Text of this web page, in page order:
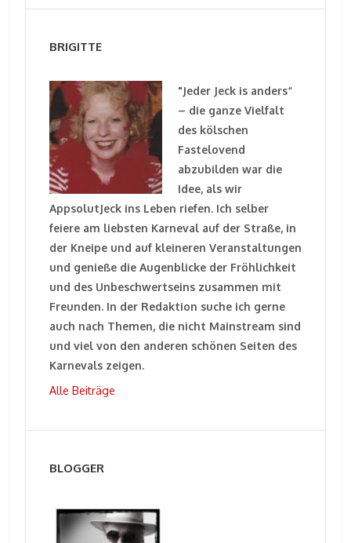
BRIGITTE
"Jeder Jeck is anders“
– die ganze Vielfalt
des kölschen
Fastelovend
abzubilden war die
Idee, als wir
AppsolutJeck ins Leben riefen. Ich selber
feiere am liebsten Karneval auf der Straße, in
der Kneipe und auf kleineren Veranstaltungen
und genieße die Augenblicke der Fröhlichkeit
und des Unbeschwertseins zusammen mit
Freunden. In der Redaktion suche ich gerne
auch nach Themen, die nicht Mainstream sind
und viel von den anderen schönen Seiten des
Karnevals zeigen.
Alle Beiträge
BLOGGER